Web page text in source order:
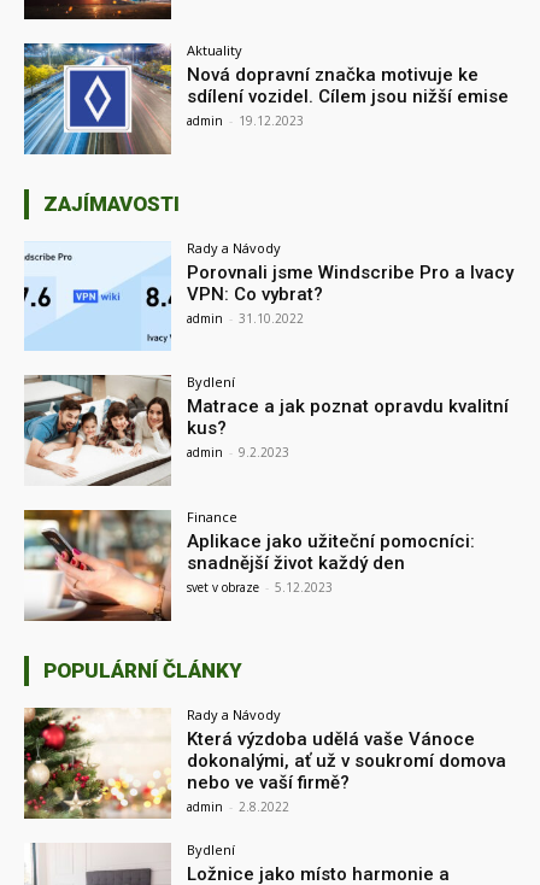
Aktuality
Nová dopravní značka motivuje ke
sdílení vozidel. Cílem jsou nižší emise
admin - 19.12.2023
ZAJÍMAVOSTI
Rady a Návody
Porovnali jsme Windscribe Pro a Ivacy
VPN: Co vybrat?
admin - 31.10.2022
Bydlení
Matrace a jak poznat opravdu kvalitní
kus?
admin - 9.2.2023
Finance
Aplikace jako užiteční pomocníci:
snadnější život každý den
svet v obraze - 5.12.2023
POPULÁRNÍ ČLÁNKY
Rady a Návody
Která výzdoba udělá vaše Vánoce
dokonalými, ať už v soukromí domova
nebo ve vaší firmě?
admin - 2.8.2022
Bydlení
Ložnice jako místo harmonie a